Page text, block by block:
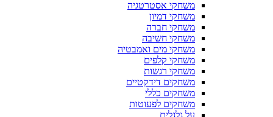
משחקי אסטרטגיה
משחקי דמיון
משחקי חברה
משחקי חשיבה
משחקי מים ואמבטיה
משחקי קלפים
משחקי רגשות
משחקים דידקטיים
משחקים כללי
משחקים לפעוטות
על גלגלים